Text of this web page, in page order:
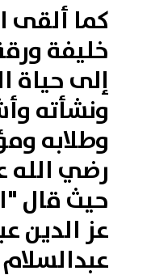
كما ألقى
خليفة
إلى حياة
ونشأته
وطلابه
رضي الله
حيث قال
عز الدين